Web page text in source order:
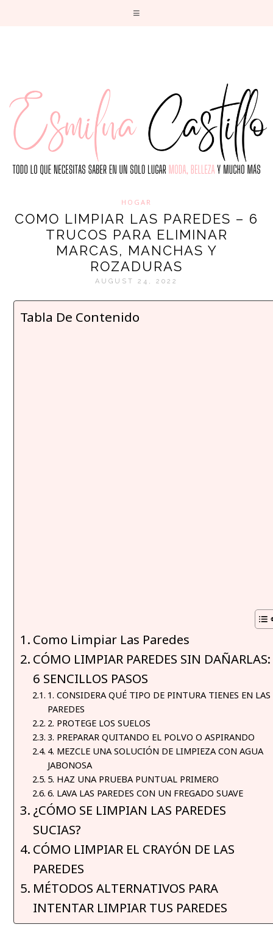
HOGAR
COMO LIMPIAR LAS PAREDES – 6
TRUCOS PARA ELIMINAR
MARCAS, MANCHAS Y
ROZADURAS
AUGUST 24, 2022
Tabla De Contenido
Como Limpiar Las Paredes
CÓMO LIMPIAR PAREDES SIN DAÑARLAS:
6 SENCILLOS PASOS
1. CONSIDERA QUÉ TIPO DE PINTURA TIENES EN LAS
PAREDES
2. PROTEGE LOS SUELOS
3. PREPARAR QUITANDO EL POLVO O ASPIRANDO
4. MEZCLE UNA SOLUCIÓN DE LIMPIEZA CON AGUA
JABONOSA
5. HAZ UNA PRUEBA PUNTUAL PRIMERO
6. LAVA LAS PAREDES CON UN FREGADO SUAVE
¿CÓMO SE LIMPIAN LAS PAREDES
SUCIAS?
CÓMO LIMPIAR EL CRAYÓN DE LAS
PAREDES
MÉTODOS ALTERNATIVOS PARA
INTENTAR LIMPIAR TUS PAREDES